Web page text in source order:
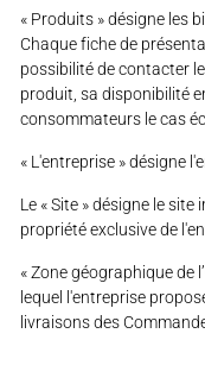
« Produits » désigne les
Chaque fiche de
possibilité de contacter
produit, sa disponibilité
consommateurs le cas
« L'entreprise » désigne
Le « Site » désigne le site
propriété exclusive de
« Zone géographique de
lequel l'entreprise
livraisons des